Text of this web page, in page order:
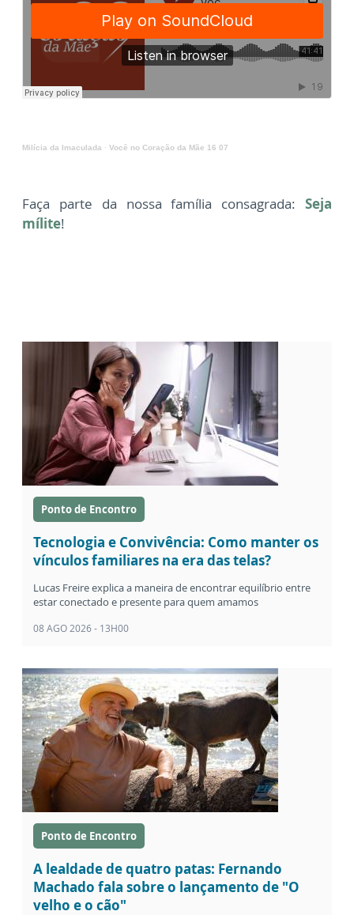
Milícia da Imaculada · Você no Coração da Mãe 16 07
Faça parte da nossa família consagrada: Seja
mílite!
Ponto de Encontro
Tecnologia e Convivência: Como manter os
vínculos familiares na era das telas?
Lucas Freire explica a maneira de encontrar equilíbrio entre
estar conectado e presente para quem amamos
08 AGO 2026 - 13H00
Ponto de Encontro
A lealdade de quatro patas: Fernando
Machado fala sobre o lançamento de "O
velho e o cão"